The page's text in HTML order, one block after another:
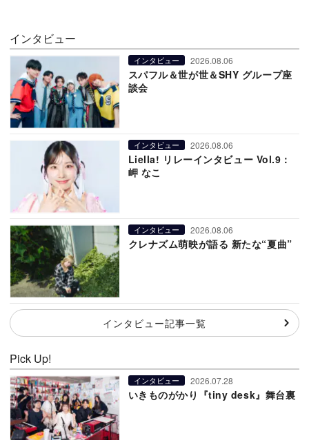
インタビュー
インタビュー 2026.08.06
スパフル＆世が世＆SHY グループ座
談会
インタビュー 2026.08.06
Liella! リレーインタビュー Vol.9：
岬 なこ
インタビュー 2026.08.06
クレナズム萌映が語る 新たな“夏曲”
インタビュー記事一覧
Pick Up!
インタビュー 2026.07.28
いきものがかり『tiny desk』舞台裏